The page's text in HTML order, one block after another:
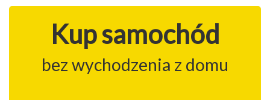
Kup samochód
bez wychodzenia z domu